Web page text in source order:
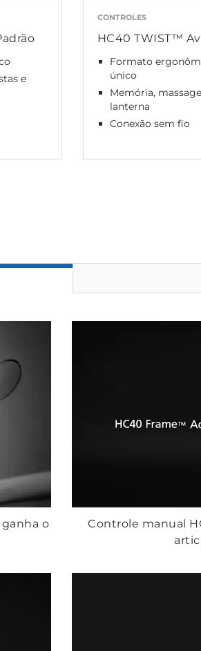
e
CONTROLES
HC40 TWIST™
Formato
único
Memória,
lanterna
Conexão sem fio
o
Controle manual